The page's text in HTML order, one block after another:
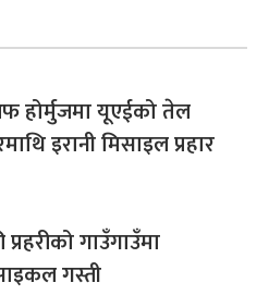
होर्मुजमा यूएईको तेल
इरानी मिसाइल प्रहार
गाउँगाउँमा
गस्ती